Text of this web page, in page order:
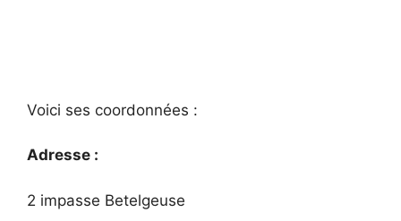
Voici ses coordonnées :
Adresse :
2 impasse Betelgeuse